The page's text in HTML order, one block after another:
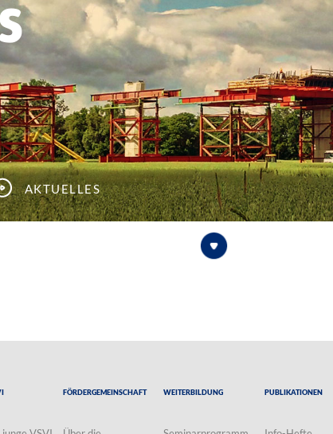
Aktuelles
Fördergemeinschaft Weiterbildung Publikationen